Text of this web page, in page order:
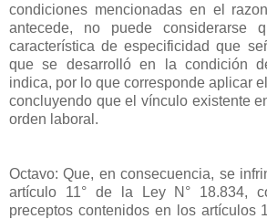
condiciones mencionadas en el
antecede, no puede considerarse
característica de especificidad que
que se desarrolló en la condición
indica, por lo que corresponde aplicar
concluyendo que el vínculo existente
orden laboral.
Octavo: Que, en consecuencia, se
artículo 11° de la Ley N° 18.834,
preceptos contenidos en los artículos